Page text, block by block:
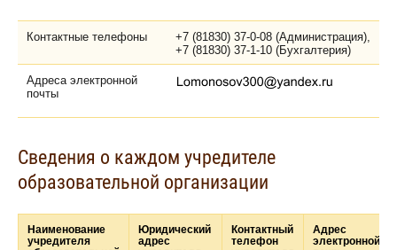
Контактные телефоны +7 (81830) 37-0-08 (Администрация),
+7 (81830) 37-1-10 (Бухгалтерия)
Адреса электронной
почты
Сведения о каждом учредителе
образовательной организации
Наименование
учредителя
Юридический
адрес
Контактный
телефон
Адрес
электронной